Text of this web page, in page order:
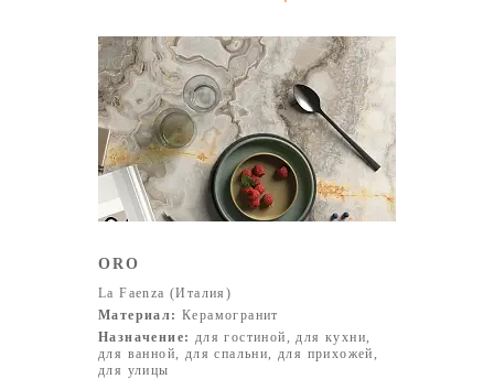
под натуральные материалы: мрамор, дерево, бетон,
камень Благодаря разнообразию цветов и текстур,
плитка La Faenza подходит для интерьеров в самых
разных стилях — от минимализма до классики.
ORO
La Faenza (Италия)
Материал: Керамогранит
Назначение: для гостиной, для кухни,
для ванной, для спальни, для прихожей,
для улицы